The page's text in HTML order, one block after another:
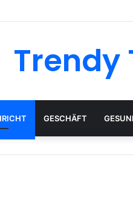
Trendy
GESCHÄFT